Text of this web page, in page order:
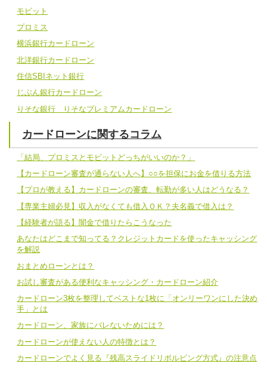
モビット
プロミス
横浜銀行カードローン
北洋銀行カードローン
住信SBIネット銀行
じぶん銀行カードローン
りそな銀行 りそなプレミアムカードローン
カードローンに関するコラム
「結局、プロミスとモビットどっちがいいのか？」
【カードローン審査が通らない人へ】○○を担保にお金を借りる方法
【プロが教える】カードローンの審査、転勤が多い人はどうなる？
【専業主婦必見】収入がなくても借入ＯＫ？夫名義で借入は？
【経験者が語る】闇金で借りたらこうなった
あなたはどこまで知ってる？クレジットカードを使ったキャッシング
を解説
おまとめローンとは？
お試し審査がある便利なキャッシング・カードローン紹介
カードローン3枚を整理してベストな1枚に「オンリーワンにした決め
手」とは
カードローン、家族にバレないためには？
カードローンが使えない人の特徴とは？
カードローンでよく見る『残高スライドリボルビング方式』の注意点